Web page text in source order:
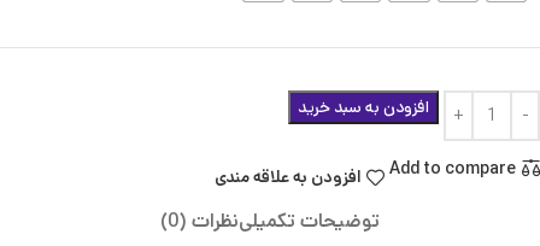
افزودن به سبد خرید
Add to compare افزودن به علاقه مندی
توضیحات تکمیلینظرات (0)